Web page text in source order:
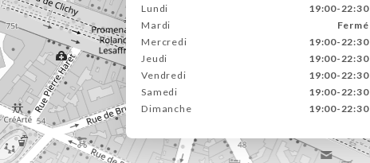
Lundi
19:00-22:30
Mardi
Fermé
Mercredi
19:00-22:30
Jeudi
19:00-22:30
Vendredi
19:00-22:30
Samedi
19:00-22:30
Dimanche
19:00-22:30